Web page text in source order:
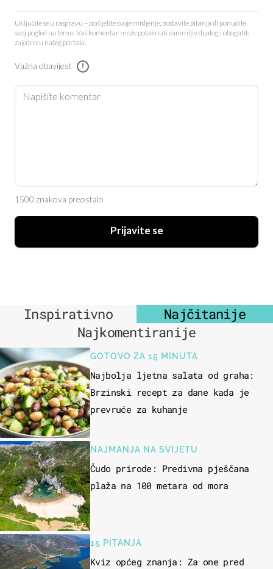
Uključite se u raspravu – podijelite svoje mišljenje, postavite pitanja ili ponudite
svoj pogled na temu. Vaš komentar može potaknuti zanimljiv dijalog i obogatiti
zajednicu našeg portala.
Važna obavijest !
1500 znakova preostalo
Prijavite se
Inspirativno
Najčitanije
Najkomentiranije
GOTOVO ZA 15 MINUTA
Najbolja ljetna salata od graha:
Brzinski recept za dane kada je
prevruće za kuhanje
NAJMANJA NA SVIJETU
Čudo prirode: Predivna pješčana
plaža na 100 metara od mora
15 PITANJA
Kviz općeg znanja: Za one pred